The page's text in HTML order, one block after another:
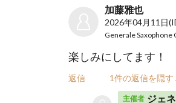
加藤雅也
2026年04月11日
楽しみにしてます！
返信 1件の返信を隠
主催者 ジェ